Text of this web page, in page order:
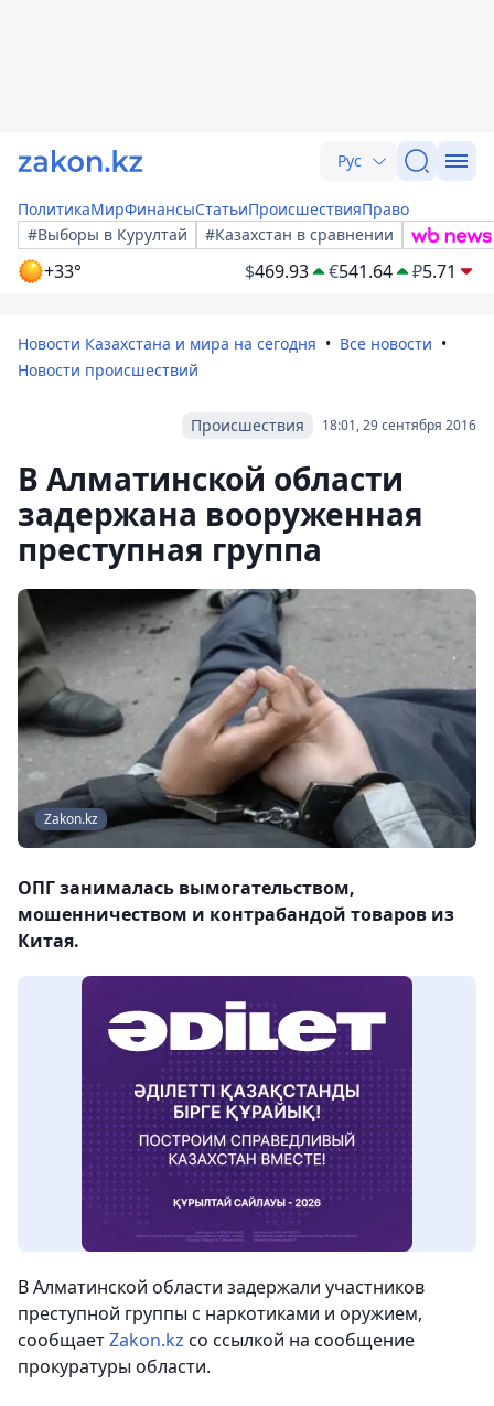
Рус
ПолитикаМирФинансыСтатьиПроисшествияПраво
#Выборы в Курултай
#Казахстан в сравнении
+33° $469.93 €541.64 ₽5.71
Новости Казахстана и мира на сегодня
Все новости
Новости происшествий
18:01, 29 сентября 2016
Происшествия
В Алматинской области
задержана вооруженная
преступная группа
Zakon.kz
ОПГ занималась вымогательством,
мошенничеством и контрабандой товаров из
Китая.
В Алматинской области задержали участников
преступной группы с наркотиками и оружием,
сообщаетZakon.kz со ссылкой на сообщение
прокуратуры области.